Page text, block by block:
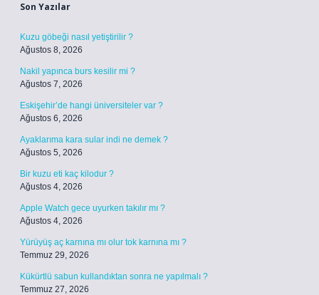
Son Yazılar
Kuzu göbeği nasıl yetiştirilir ?
Ağustos 8, 2026
Nakil yapınca burs kesilir mi ?
Ağustos 7, 2026
Eskişehir’de hangi üniversiteler var ?
Ağustos 6, 2026
Ayaklarıma kara sular indi ne demek ?
Ağustos 5, 2026
Bir kuzu eti kaç kilodur ?
Ağustos 4, 2026
Apple Watch gece uyurken takılır mı ?
Ağustos 4, 2026
Yürüyüş aç karnına mı olur tok karnına mı ?
Temmuz 29, 2026
Kükürtlü sabun kullandıktan sonra ne yapılmalı ?
Temmuz 27, 2026